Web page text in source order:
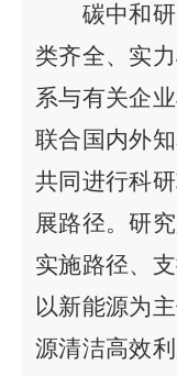
碳中和
类齐全、实
系与有关企
联合国内外
共同进行科
展路径。研
实施路径、
以新能源为
源清洁高效